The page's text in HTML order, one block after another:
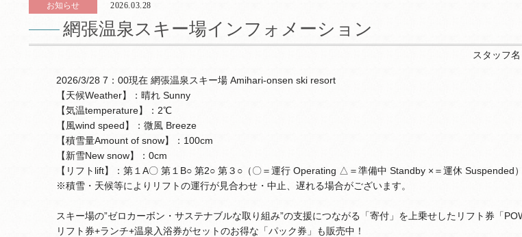
お知らせ 2026.03.28
網張温泉スキー場インフォメーション
スタッフ名
2026/3/28 7：00現在 網張温泉スキー場 Amihari-onsen ski resort
【天候Weather】：晴れ Sunny
【気温temperature】：2℃
【風wind speed】：微風 Breeze
【積雪量Amount of snow】：100cm
【新雪New snow】：0cm
【リフトlift】：第１A〇 第１B○ 第2○ 第３○（〇＝運行 Operating △＝準備中 Standby ×＝運休 Suspended）
※積雪・天候等によりリフトの運行が見合わせ・中止、遅れる場合がございます。
スキー場の”ゼロカーボン・サステナブルな取り組み”の支援につながる「寄付」を上乗せしたリフト券「
リフト券+ランチ+温泉入浴券がセットのお得な「パック券」も販売中！